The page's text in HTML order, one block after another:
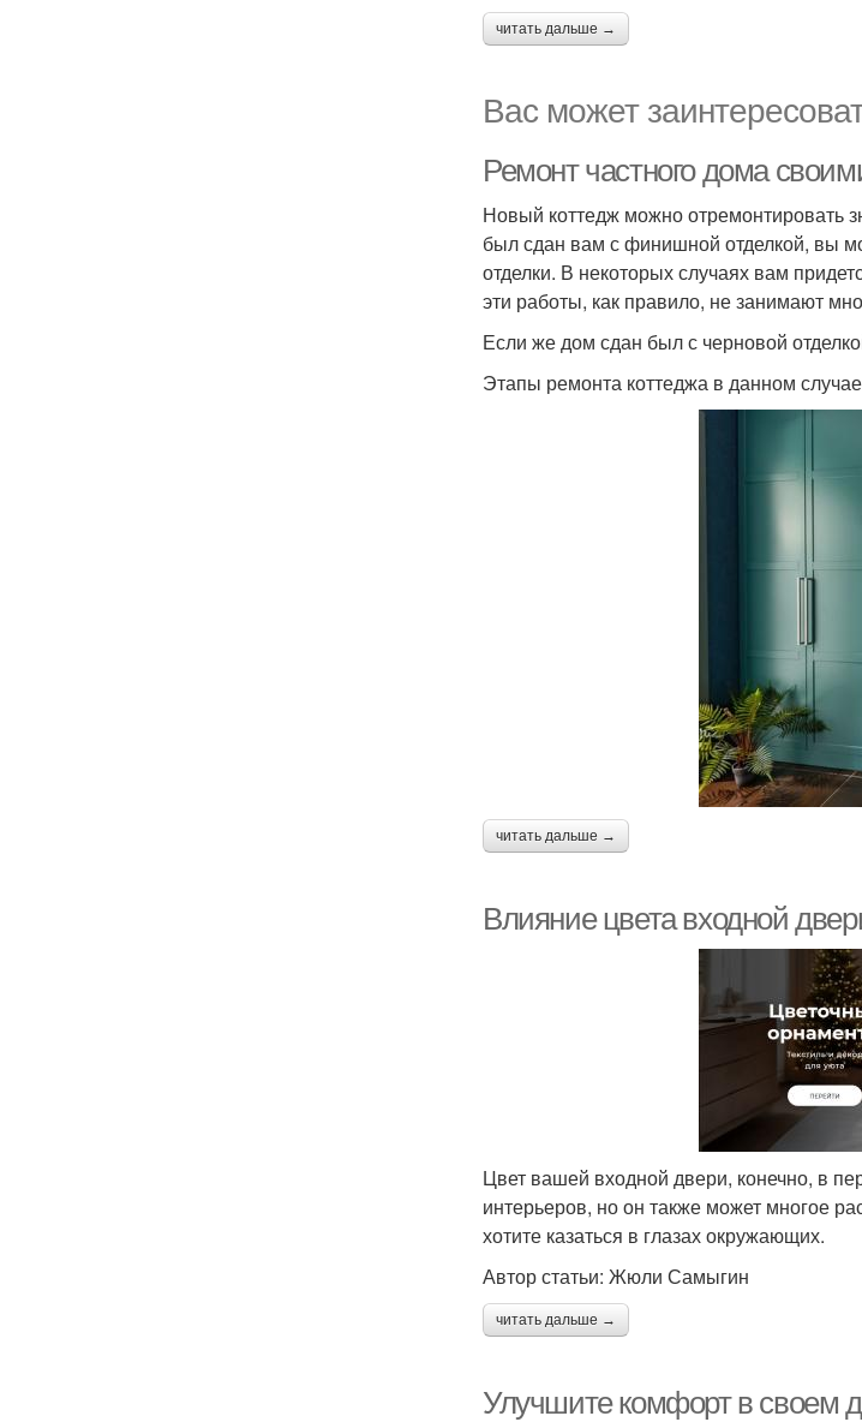
читать дальше →
Вас может
Ремонт частного дома
Новый коттедж можно отремонтировать
был сдан вам с финишной отделкой, вы
отделки. В некоторых случаях вам
эти работы, как правило, не занимают
Если же дом сдан был с черновой
Этапы ремонта коттеджа в данном
читать дальше →
Влияние цвета входной
Цвет вашей входной двери, конечно, в
интерьеров, но он также может многое
хотите казаться в глазах окружающих.
Автор статьи: Жюли Самыгин
читать дальше →
Улучшите комфорт в своем